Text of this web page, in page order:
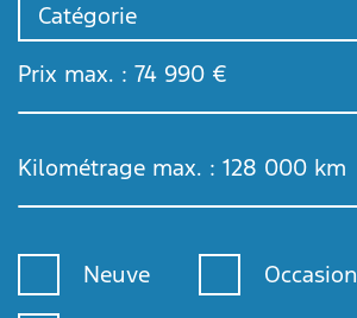
Catégorie
Prix max. : 74 990 €
Kilométrage max. : 128 000 km
Neuve Occasion